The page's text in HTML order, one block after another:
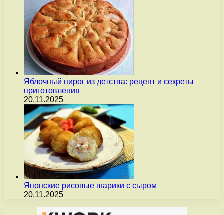
Яблочный пирог из детства: рецепт и секреты
приготовления
20.11.2025
Японские рисовые шарики с сыром
20.11.2025